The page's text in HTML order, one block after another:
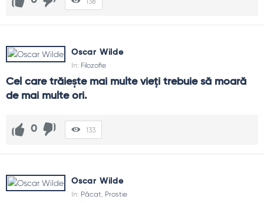
Oscar Wilde
In: Filozofie
Cel care trăieşte mai multe vieţi trebuie să moară
de mai multe ori.
0 133
Oscar Wilde
In: Păcat Prostie